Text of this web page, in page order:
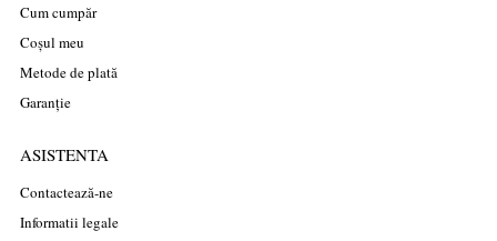
Cum cumpăr
Coșul meu
Metode de plată
Garanție
ASISTENTA
Contactează-ne
Informatii legale